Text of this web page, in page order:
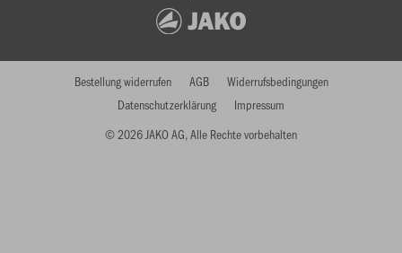
© 2026 JAKO AG, Alle Rechte vorbehalten
Bestellung widerrufen AGB
Widerrufsbedingungen
Datenschutzerklärung
Impressum